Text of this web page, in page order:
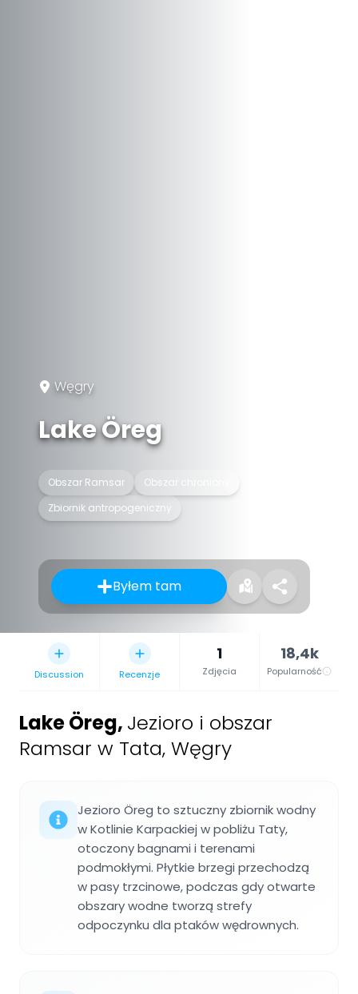
Węgry
Lake Öreg
Obszar Ramsar
Obszar chroniony
Zbiornik antropogeniczny
Byłem tam
Discussion Recenzje
1
Zdjęcia
18,4k
Popularność
Lake Öreg, Jezioro i obszar
Ramsar w Tata, Węgry
Jezioro Öreg to sztuczny zbiornik wodny
w Kotlinie Karpackiej w pobliżu Taty,
otoczony bagnami i terenami
podmokłymi. Płytkie brzegi przechodzą
w pasy trzcinowe, podczas gdy otwarte
obszary wodne tworzą strefy
odpoczynku dla ptaków wędrownych.